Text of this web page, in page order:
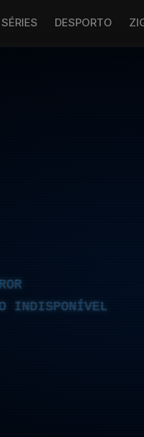
SÉRIES DESPORTO
INDISPONÍVEL